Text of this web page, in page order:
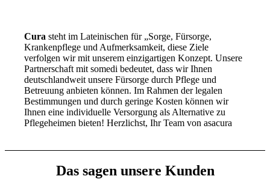
Cura steht im Lateinischen für „Sorge, Fürsorge,
Krankenpflege und Aufmerksamkeit, diese Ziele
verfolgen wir mit unserem einzigartigen Konzept. Unsere
Partnerschaft mit somedi bedeutet, dass wir Ihnen
deutschlandweit unsere Fürsorge durch Pflege und
Betreuung anbieten können. Im Rahmen der legalen
Bestimmungen und durch geringe Kosten können wir
Ihnen eine individuelle Versorgung als Alternative zu
Pflegeheimen bieten! Herzlichst, Ihr Team von asacura
Das sagen unsere Kunden